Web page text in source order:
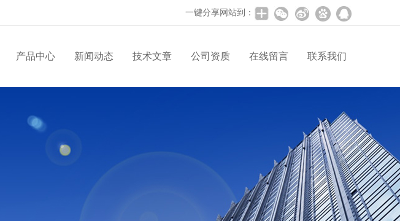
一键分享网站到：
产品中心 新闻动态 技术文章 公司资质 在线留言 联系我们